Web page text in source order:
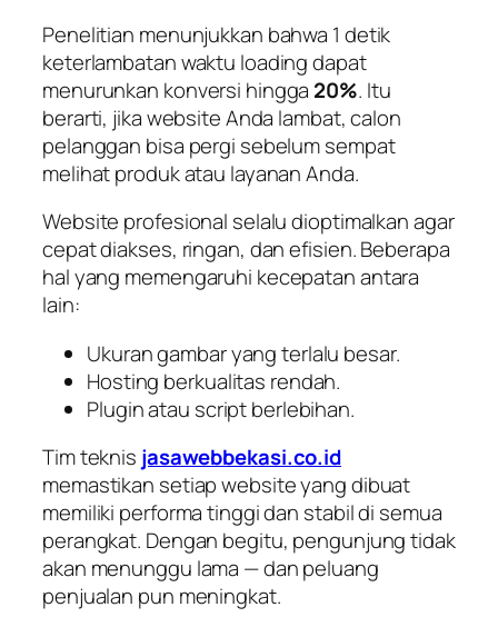
Penelitian menunjukkan bahwa 1 detik
keterlambatan waktu loading dapat
menurunkan konversi hingga 20%. Itu
berarti, jika website Anda lambat, calon
pelanggan bisa pergi sebelum sempat
melihat produk atau layanan Anda.
Website profesional selalu dioptimalkan agar
cepat diakses, ringan, dan efisien. Beberapa
hal yang memengaruhi kecepatan antara
lain:
Ukuran gambar yang terlalu besar.
Hosting berkualitas rendah.
Plugin atau script berlebihan.
Tim teknis jasawebbekasi.co.id
memastikan setiap website yang dibuat
memiliki performa tinggi dan stabil di semua
perangkat. Dengan begitu, pengunjung tidak
akan menunggu lama — dan peluang
penjualan pun meningkat.